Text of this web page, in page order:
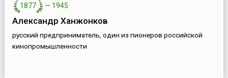
1877 — 1945
Александр Ханжонков
русский предприниматель, один из пионеров российской
кинопромышленности